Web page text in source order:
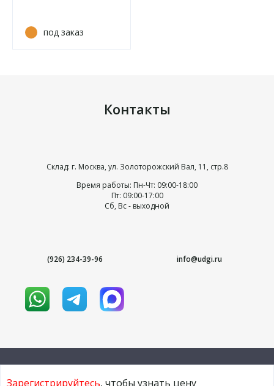
Зарегистрируйтесь, чтобы узнать цену
под заказ
Контакты
Склад: г. Москва, ул. Золоторожский Вал, 11, стр.8
Время работы: Пн-Чт: 09:00-18:00
Пт: 09:00-17:00
Сб, Вс - выходной
(926) 234-39-96 info@udgi.ru